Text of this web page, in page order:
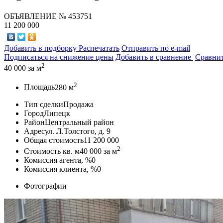
ОБЪЯВЛЕНИЕ № 453751
11 200 000
Добавить в подборку Распечатать Отправить по e-mail
Подписаться на снижение цены Добавить в сравнение
40 000 за м2
Площадь280 м2
Тип сделкиПродажа
ГородЛипецк
РайонЦентральный район
Адресул. Л.Толстого, д. 9
Общая стоимость11 200 000
Стоимость кв. м40 000 за м2
Комиссия агента, %0
Комиссия клиента, %0
Фотографии